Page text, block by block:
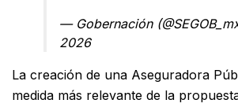
— Gobernación
2026
La creación de una Aseguradora
medida más relevante de la